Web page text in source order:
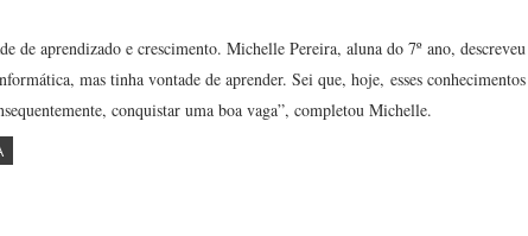
de aprendizado e crescimento. Michelle Pereira, aluna do 7º ano, descreveu
mas tinha vontade de aprender. Sei que, hoje, esses conhecimentos
conquistar uma boa vaga”, completou Michelle.